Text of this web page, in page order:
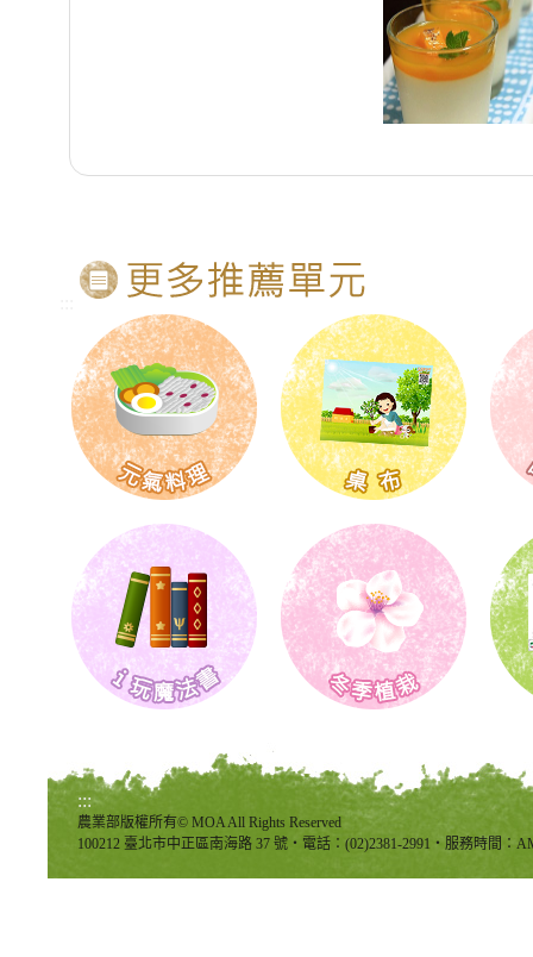
:::
農業部版權所有© MOA All Rights Reserved
100212 臺北市中正區南海路 37 號‧電話：(02)2381-2991‧服務時間：